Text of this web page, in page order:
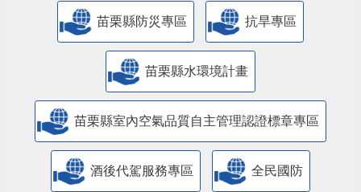
苗栗縣防災專區 抗旱專區
苗栗縣水環境計畫
苗栗縣室內空氣品質自主管理認證標章專區
酒後代駕服務專區 全民國防